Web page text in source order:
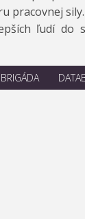
pracovnej
ľudí do
BRIGÁDA